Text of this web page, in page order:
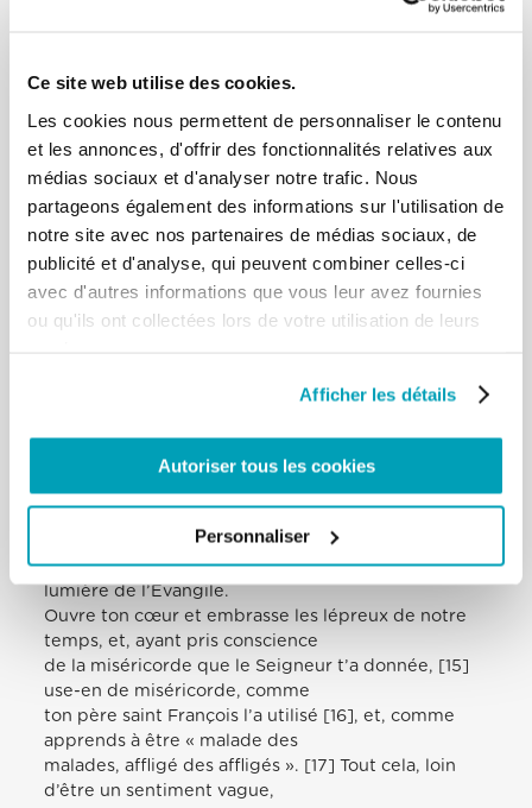
Ce site web utilise des cookies.
Les cookies nous permettent de personnaliser le contenu
et les annonces, d'offrir des fonctionnalités relatives aux
médias sociaux et d'analyser notre trafic. Nous
partageons également des informations sur l'utilisation de
notre site avec nos partenaires de médias sociaux, de
publicité et d'analyse, qui peuvent combiner celles-ci
avec d'autres informations que vous leur avez fournies
ou qu'ils ont collectées lors de votre utilisation de leurs
Afficher les détails
Autoriser tous les cookies
Personnaliser
de trop se traiter, même sur sa propre fraternité.
derniers, ne le faites jamais d’un piédestal de
supériorité. Pensez simplement que
tout ce que vous faites pour eux est une façon de
gratuitement. Comme l’exhorte Francis dans la
lettre à l’ensemble de l’Ordre:
« Aucun d’entre vous ne tient pour vous » [14].
Créer un espace accueillant et
disponible pour tous les mineurs de votre temps
pour entrer dans votre vie: les
dans les gares; les milliers de chômeurs, de jeunes
qui n’ont pas accès à des soins adéquats; beaucoup
de personnes âgées
abandonnées; les femmes maltraitées; les migrants
tous ceux qui vivent dans les faubourgs existentiels,
privés de dignité et aussi de la
lumière de l’Evangile.
Ouvre ton cœur et embrasse les lépreux de notre
temps, et, ayant pris conscience
de la miséricorde que le Seigneur t’a donnée, [15]
use-en de miséricorde, comme
ton père saint François l’a utilisé [16], et, comme
apprends à être « malade des
malades, affligé des affligés ». [17] Tout cela, loin
d’être un sentiment vague,